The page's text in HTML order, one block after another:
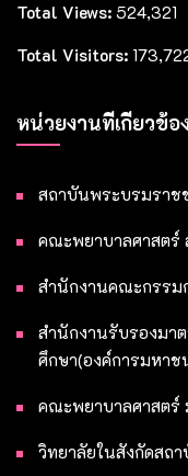
Total Views: 524,321
Total Visitors:
หน่วยงานที่เกี่ยวข้อ
สถาบันพระบรมราช
คณะพยาบาลศาสตร์
สำนักงานคณะกรรม
สำนักงานรับรองมา
ศึกษา(องค์การมหาช
คณะพยาบาลศาสตร์
วิทยาลัยในสังกัดสถ